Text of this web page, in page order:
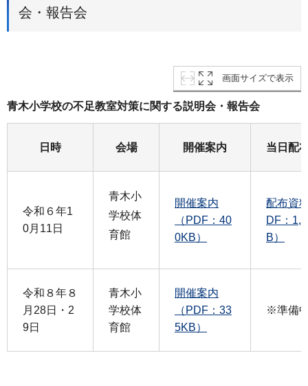
会・報告会
画面サイズで表示
青木小学校の不足教室対策に関する説明会・報告会
日時 会場 開催案内 当日配
令和６年1
0月11日
青木小
学校体
育館
開催案内
（PDF：40
0KB）
配布資
DF：
B）
令和８年８
月28日・2
9日
青木小
学校体
育館
開催案内
（PDF：33
5KB）
※準備